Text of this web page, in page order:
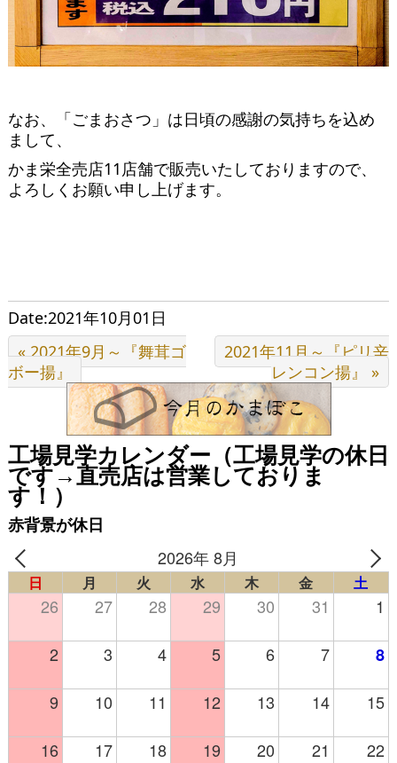
なお、「ごまおさつ」は日頃の感謝の気持ちを込め
まして、
かま栄全売店11店舗で販売いたしておりますので、
よろしくお願い申し上げます。
Date:2021年10月01日
« 2021年9月～『舞茸ゴ
ボー揚』
2021年11月～『ピリ辛
レンコン揚』 »
工場見学カレンダー（工場見学の休日
です→直売店は営業しておりま
す！）
赤背景が休日
2026年 8月
日 月 火 水 木 金 土
26 27 28 29 30 31 1
2 3 4 5 6 7 8
9 10 11 12 13 14 15
16 17 18 19 20 21 22